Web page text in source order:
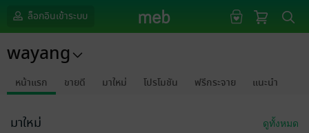
ล็อกอินเข้าระบบ
wayang
หน้าแรก ขายดี มาใหม่ โปรโมชัน ฟรีกระจาย แนะนำ
มาใหม่ ดูทั้งหมด